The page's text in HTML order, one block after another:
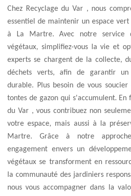
Chez Recyclage du Var , nous
essentiel de maintenir un espace
à La Martre. Avec notre service
végétaux, simplifiez-vous la vie et
experts se chargent de la collecte,
déchets verts, afin de garantir
durable. Plus besoin de vous
tontes de gazon qui s'accumulent. En
du Var , vous contribuez non
votre espace, mais aussi à la
Martre. Grâce à notre
engagement envers un
végétaux se transforment en
la communauté des jardiniers
nous vous accompagner dans la